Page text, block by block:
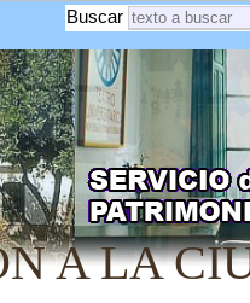
Buscar
A LA